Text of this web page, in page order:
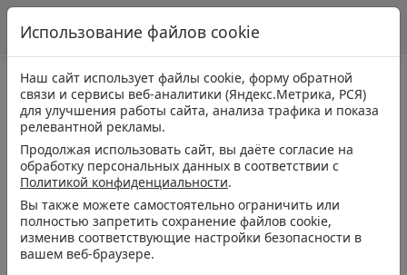
Использование файлов cookie
Наш сайт использует файлы cookie, форму обратной
связи и сервисы веб-аналитики (Яндекс.Метрика, РСЯ)
для улучшения работы сайта, анализа трафика и показа
релевантной рекламы.
Продолжая использовать сайт, вы даёте согласие на
обработку персональных данных в соответствии с
Политикой конфиденциальности.
Вы также можете самостоятельно ограничить или
полностью запретить сохранение файлов cookie,
изменив соответствующие настройки безопасности в
вашем веб-браузере.